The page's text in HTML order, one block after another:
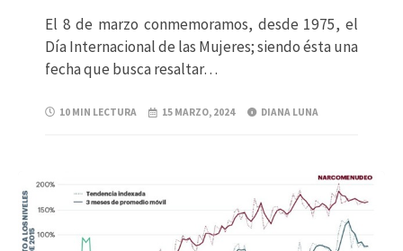
El 8 de marzo conmemoramos, desde 1975, el
Día Internacional de las Mujeres; siendo ésta una
fecha que busca resaltar…
10 MIN LECTURA 15 MARZO, 2024 DIANA LUNA